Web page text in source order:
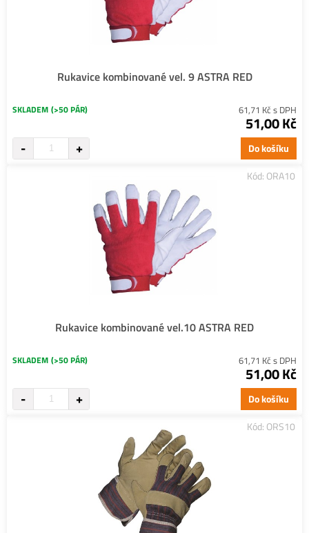
Rukavice kombinované vel. 9 ASTRA RED
SKLADEM (>50 PÁR) 61,71 Kč s DPH
51,00 Kč
Do košíku
Kód: ORA10
Rukavice kombinované vel.10 ASTRA RED
SKLADEM (>50 PÁR) 61,71 Kč s DPH
51,00 Kč
Do košíku
Kód: ORS10